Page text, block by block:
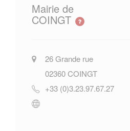
Mairie de
COINGT
26 Grande rue
02360COINGT
+33 (0)3.23.97.67.27